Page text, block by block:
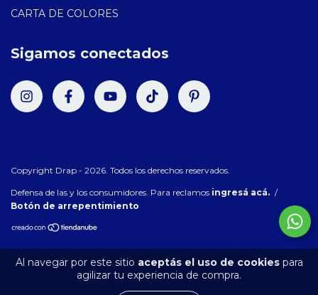
Al navegar por este sitio aceptás el uso de cookiespara
agilizar tu experiencia de compra.
CARTA DE COLORES
Sigamos conectados
Copyright Drap - 2026. Todos los derechos reservados.
Defensa de las y los consumidores. Para reclamos ingresá acá. /
Botón de arrepentimiento